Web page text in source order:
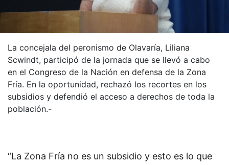
La concejala del peronismo de Olavaría, Liliana
Scwindt, participó de la jornada que se llevó a cabo
en el Congreso de la Nación en defensa de la Zona
Fría. En la oportunidad, rechazó los recortes en los
subsidios y defendió el acceso a derechos de toda la
población.-
“La Zona Fría no es un subsidio y esto es lo que